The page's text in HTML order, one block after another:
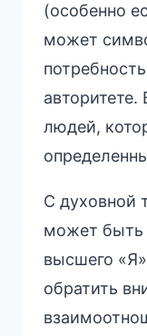
(особенно
может
людей,
С духовной
может быть
высшего
обратить